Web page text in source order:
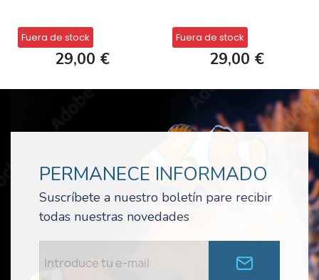
Fuera de stock
29,00 €
Fuera de stock
29,00 €
PERMANECE INFORMADO
Suscríbete a nuestro boletín pare recibir
todas nuestras novedades